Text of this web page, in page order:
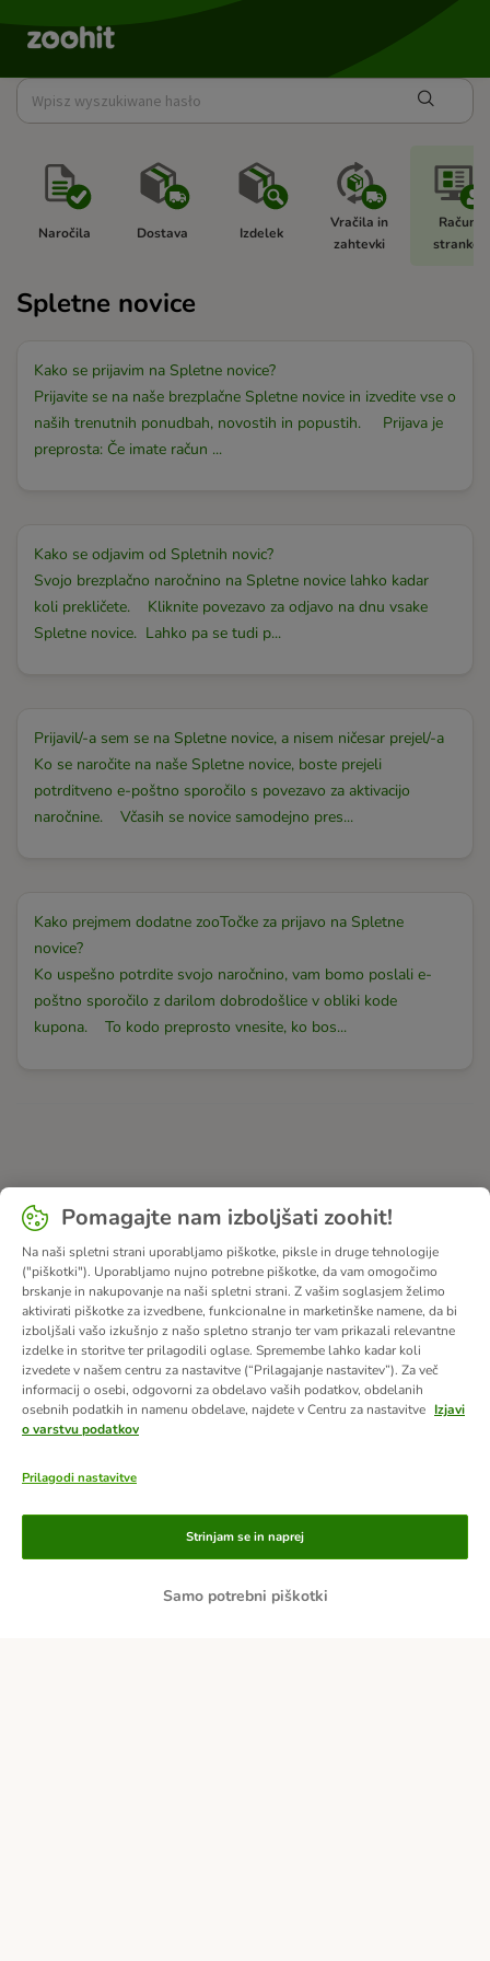
Naročila Dostava Izdelek
Vračila in
zahtevki
Račun
stranke
Spletne novice
Kako se prijavim na Spletne novice?
Prijavite se na naše brezplačne Spletne novice in izvedite vse o
naših trenutnih ponudbah, novostih in popustih. Prijava je
preprosta: Če imate račun ...
Kako se odjavim od Spletnih novic?
Svojo brezplačno naročnino na Spletne novice lahko kadar
koli prekličete. Kliknite povezavo za odjavo na dnu vsake
Spletne novice. Lahko pa se tudi p...
Prijavil/-a sem se na Spletne novice, a nisem ničesar prejel/-a
Ko se naročite na naše Spletne novice, boste prejeli
potrditveno e-poštno sporočilo s povezavo za aktivacijo
naročnine. Včasih se novice samodejno pres...
Kako prejmem dodatne zooTočke za prijavo na Spletne
novice?
Ko uspešno potrdite svojo naročnino, vam bomo poslali e-
poštno sporočilo z darilom dobrodošlice v obliki kode
kupona. To kodo preprosto vnesite, ko bos...
Načini plačila
Pomagajte nam izboljšati zoohit!
Na naši spletni strani uporabljamo piškotke, piksle in druge tehnologije
("piškotki"). Uporabljamo nujno potrebne piškotke, da vam omogočimo
brskanje in nakupovanje na naši spletni strani. Z vašim soglasjem želimo
aktivirati piškotke za izvedbene, funkcionalne in marketinške namene, da bi
izboljšali vašo izkušnjo z našo spletno stranjo ter vam prikazali relevantne
izdelke in storitve ter prilagodili oglase. Spremembe lahko kadar koli
izvedete v našem centru za nastavitve (“Prilagajanje nastavitev”). Za več
informacij o osebi, odgovorni za obdelavo vaših podatkov, obdelanih
osebnih podatkih in namenu obdelave, najdete v Centru za nastavitve Izjavi
o varstvu podatkov
Prilagodi nastavitve
Samo potrebni piškotki
Strinjam se in naprej